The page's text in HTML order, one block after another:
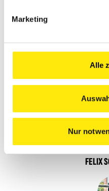
Marketing
Alle
Nur
hier noch seinen Insta-
Folge
FELIX